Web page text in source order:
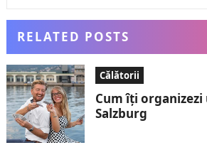
RELATED POSTS
Călătorii
Cum îți
Salzburg